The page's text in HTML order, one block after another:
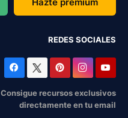
REDES SOCIALES
Consigue recursos exclusivos
directamente en tu email